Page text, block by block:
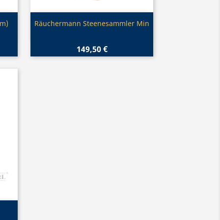
Vorschau
Räuchermann Steenesammler Min
149,50 €